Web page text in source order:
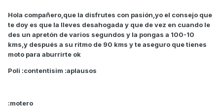
Hola compañero,que la disfrutes con pasión,yo el consejo que
te doy es que la lleves desahogada y que de vez en cuando le
des un apretón de varios segundos y la pongas a 100-10
kms,y después a su ritmo de 90 kms y te aseguro que tienes
moto para aburrirte ok
Poli :contentisim :aplausos
:motero